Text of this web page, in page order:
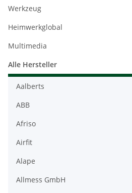
Werkzeug
Heimwerkglobal
Multimedia
Alle Hersteller
Aalberts
ABB
Afriso
Airfit
Alape
Allmess GmbH